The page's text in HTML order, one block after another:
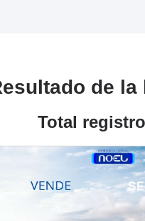
de la
Total